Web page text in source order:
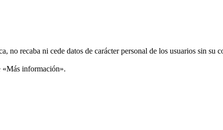
recaba ni cede datos de carácter personal de los usuarios sin su
«Más información».